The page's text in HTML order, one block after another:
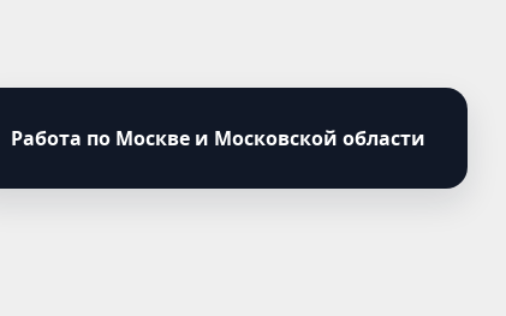
Работа по Москве и Московской области